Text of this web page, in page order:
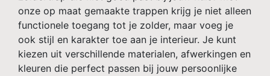
onze op maat gemaakte trappen krijg je niet alleen
functionele toegang tot je zolder, maar voeg je
ook stijl en karakter toe aan je interieur. Je kunt
kiezen uit verschillende materialen, afwerkingen en
kleuren die perfect passen bij jouw persoonlijke